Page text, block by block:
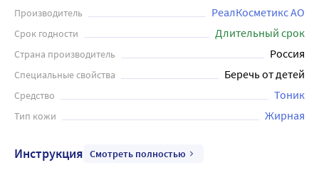
чайного дерева, шалфея и белого грейпфрута, которые
благотворно влияют на состояние кожи. Без SLES, без
красителей, без отдушек, некомедогенно. Нанести
небольшое количество тоника на ватный диск,
протереть кожу. При необходимости повторить.
Производитель РеалКосметикс АО
Срок годности Длительный срок
Страна производитель Россия
Специальные свойства Беречь от детей
Средство Тоник
Тип кожи Жирная
Инструкция Смотреть полностью